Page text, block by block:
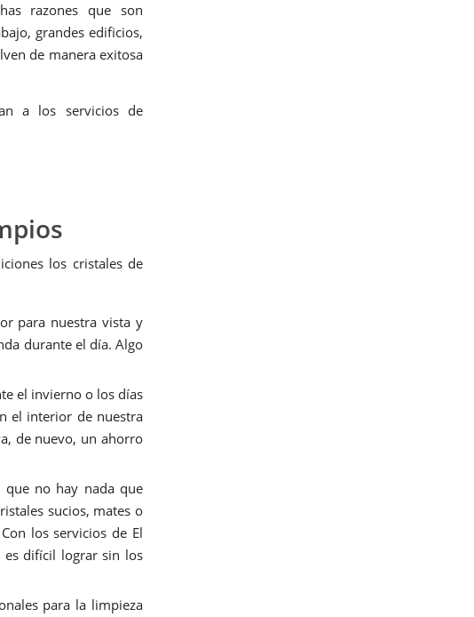
razones que son
grandes edificios,
de manera exitosa
a los servicios de
los cristales de
para nuestra vista y
durante el día. Algo
el invierno o los días
el interior de nuestra
de nuevo, un ahorro
que no hay nada que
sucios, mates o
los servicios de El
es difícil lograr sin los
para la limpieza